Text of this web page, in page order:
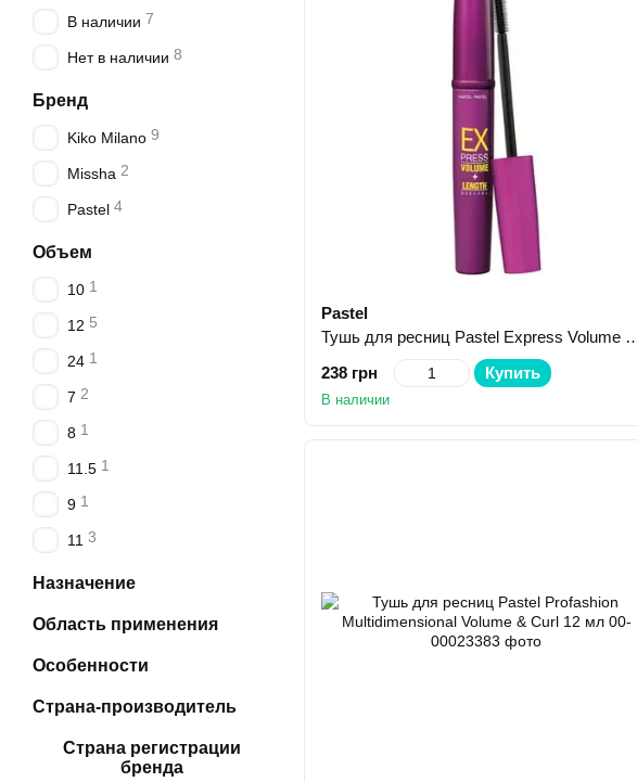
Pastel
Тушь для ресниц Pastel
238 грн
Купить
В наличии
В наличии 7
Нет в наличии 8
Бренд
Kiko Milano 9
Missha 2
Pastel 4
Объем
10 1
12 5
24 1
7 2
8 1
11.5 1
9 1
11 3
Назначение
Область применения
Особенности
Страна-производитель
Страна регистрации
бренда